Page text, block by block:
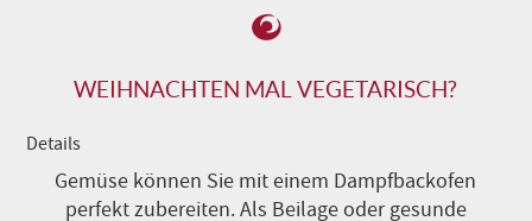
WEIHNACHTEN MAL VEGETARISCH?
Details
Gemüse können Sie mit einem Dampfbackofen
perfekt zubereiten. Als Beilage oder gesunde